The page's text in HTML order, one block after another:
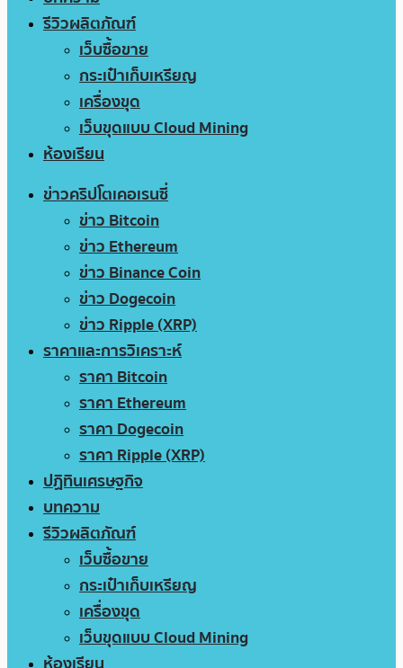
รีวิวผลิตภัณฑ์
เว็บซื้อขาย
กระเป๋าเก็บเหรียญ
เครื่องขุด
เว็บขุดแบบ Cloud Mining
ห้องเรียน
ข่าวคริปโตเคอเรนซี่
ข่าว Bitcoin
ข่าว Ethereum
ข่าว Binance Coin
ข่าว Dogecoin
ข่าว Ripple (XRP)
ราคาและการวิเคราะห์
ราคา Bitcoin
ราคา Ethereum
ราคา Dogecoin
ราคา Ripple (XRP)
ปฏิทินเศรษฐกิจ
บทความ
รีวิวผลิตภัณฑ์
เว็บซื้อขาย
กระเป๋าเก็บเหรียญ
เครื่องขุด
เว็บขุดแบบ Cloud Mining